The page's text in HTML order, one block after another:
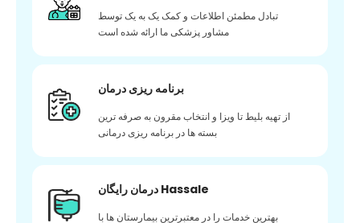
تبادل مطمئن اطلاعات و کمک یک به یک توسط
مشاور پزشکی ما ارائه شده است
برنامه ریزی درمان
از تهیه بلیط تا ویزا و انتخاب مقرون به صرفه ترین
بسته ها در برنامه ریزی درمانی
درمان رایگان Hassale
بهترین خدمات را در معتبرترین بیمارستان ها با